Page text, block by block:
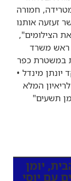
חמורה
זעזעה אותנו
הצילומים",
משרד
במשטרת כפר
מינדל •
המלא
תשעים"
, יומן
עם יוסי